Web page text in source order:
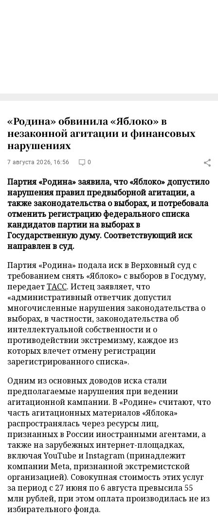
«Родина» обвинила «Яблоко» в
незаконной агитации и финансовых
нарушениях
7 августа 2026, 16:56 0
Партия «Родина» заявила, что «Яблоко» допустило
нарушения правил предвыборной агитации, а
также законодательства о выборах, и потребовала
отменить регистрацию федерального списка
кандидатов партии на выборах в
Государственную думу. Соответствующий иск
направлен в суд.
Партия «Родина» подала иск в Верховный суд с
требованием снять «Яблоко» с выборов в Госдуму,
передаетТАСС. Истец заявляет, что
«административный ответчик допустил
многочисленные нарушения законодательства о
выборах, в частности, законодательства об
интеллектуальной собственности и о
противодействии экстремизму, каждое из
которых влечет отмену регистрации
зарегистрированного списка».
Одним из основных доводов иска стали
предполагаемые нарушения при ведении
агитационной кампании. В «Родине» считают, что
часть агитационных материалов «Яблока»
распространялась через ресурсы лиц,
признанных в России иностранными агентами, а
также на зарубежных интернет-площадках,
включая YouTube и Instagram (принадлежит
компании Meta, признанной экстремистской
организацией). Совокупная стоимость этих услуг
за период с 27 июня по 6 августа превысила 55
млн рублей, при этом оплата производилась не из
избирательного фонда.